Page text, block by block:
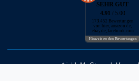
SEHR GUT
4.91 / 5.00
173.452 Bewertungen
von hier, amazon.de,
ebay.de, facebook.com
Hinweis zu den Bewertungen
* inkl. MwSt. zzgl.